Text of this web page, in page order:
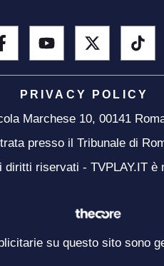
PRIVACY POLICY
Marchese 10, 00141
presso il Tribunale di
riservati - TVPLAY.IT è
su questo sito sono